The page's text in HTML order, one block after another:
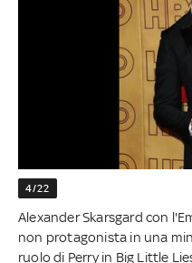
4/22
Alexander Skarsgard con
non protagonista in una
ruolo di Perry in Big Little